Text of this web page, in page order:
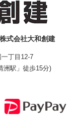
式会社大和創建
丁目12-7
洲駅」徒歩15分)